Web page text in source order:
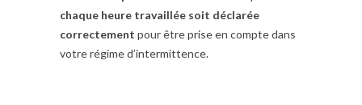
chaque heure travaillée soit déclarée
correctement pour être prise en compte dans
votre régime d’intermittence.